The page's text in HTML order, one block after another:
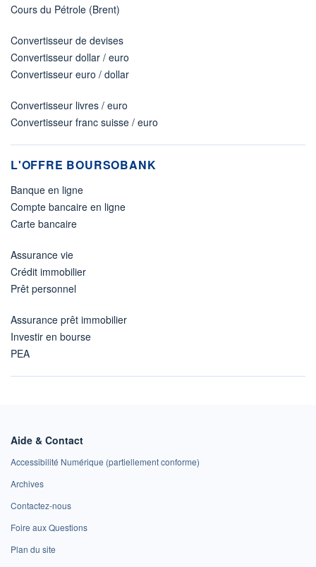
Cours du Pétrole (Brent)
Convertisseur de devises
Convertisseur dollar / euro
Convertisseur euro / dollar
Convertisseur livres / euro
Convertisseur franc suisse / euro
L'OFFRE BOURSOBANK
Banque en ligne
Compte bancaire en ligne
Carte bancaire
Assurance vie
Crédit immobilier
Prêt personnel
Assurance prêt immobilier
Investir en bourse
PEA
Aide & Contact
Accessibilité Numérique (partiellement conforme)
Archives
Contactez-nous
Foire aux Questions
Plan du site